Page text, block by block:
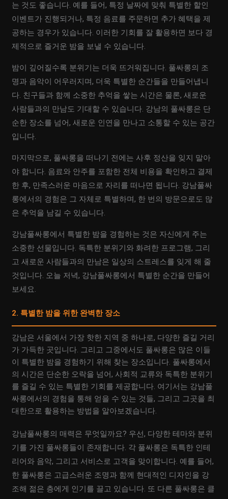
는 것도 좋습니다. 예를 들어, 특정 날짜에 맞춰 특별한 할인
이벤트가 진행되거나, 특정 음료를 주문하면 추가 혜택을 제
공하는 경우가 있습니다. 이러한 기회를 잘 활용하면 보다 경
제적으로 즐거운 밤을 보낼 수 있습니다.
밤이 깊어질수록 분위기는 더욱 뜨거워집니다. 풀싸롱의 조
명과 음악이 어우러지며, 더욱 특별한 순간들을 만들어냅니
다. 친구들과 함께 소중한 추억을 쌓는 시간은 물론, 새로운
사람들과의 만남도 기대할 수 있습니다. 강남의 풀싸롱은 단
순한 장소를 넘어, 새로운 인연을 만나고 소통할 수 있는 공간
입니다.
마지막으로, 풀싸롱을 떠나기 전에는 사후 정산을 잊지 말아
야 합니다. 음료와 안주를 포함한 전체 비용을 확인하고 결제
한 후, 만족스러운 마음으로 자리를 떠나면 됩니다. 강남풀싸
롱에서의 경험은 그 자체로 특별하며, 한 번의 방문으로도 많
은 추억을 남길 수 있습니다.
강남풀싸롱에서 특별한 밤을 경험하는 것은 자신에게 주는
소중한 선물입니다. 독특한 분위기와 화려한 프로그램, 그리
고 새로운 사람들과의 만남은 일상의 스트레스를 잊게 해 줄
것입니다. 오늘 저녁, 강남풀싸롱에서 특별한 순간을 만들어
보세요.
2. 특별한 밤을 위한 완벽한 장소
강남은 서울에서 가장 핫한 지역 중 하나로, 다양한 즐길 거리
가 가득한 곳입니다. 그리고 그중에서도 풀싸롱은 많은 이들
이 특별한 밤을 경험하기 위해 찾는 장소입니다. 풀싸롱에서
의 시간은 단순한 오락을 넘어, 사회적 교류와 독특한 분위기
를 즐길 수 있는 특별한 기회를 제공합니다. 여기서는 강남풀
싸롱에서의 경험을 통해 얻을 수 있는 것들, 그리고 그곳을 최
대한으로 활용하는 방법을 알아보겠습니다.
강남풀싸롱의 매력은 무엇일까요? 우선, 다양한 테마와 분위
기를 가진 풀싸롱들이 존재합니다. 각 풀싸롱은 독특한 인테
리어와 음악, 그리고 서비스로 고객을 맞이합니다. 예를 들어,
한 풀싸롱은 고급스러운 조명과 함께 현대적인 디자인을 강
조해 젊은 층에게 인기를 끌고 있습니다. 또 다른 풀싸롱은 클